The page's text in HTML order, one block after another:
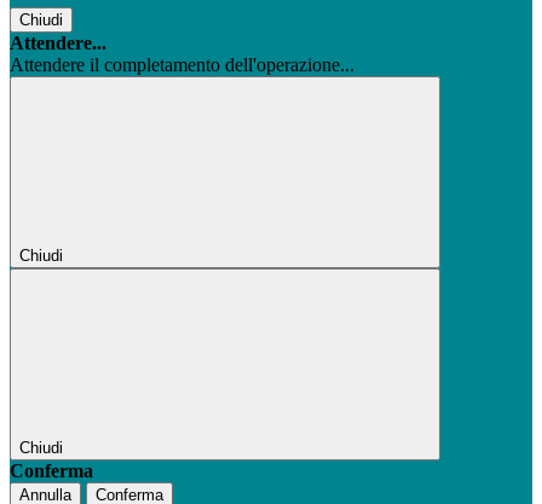
Chiudi
Attendere...
Attendere il completamento dell'operazione...
Chiudi
Chiudi
Conferma
Annulla Conferma